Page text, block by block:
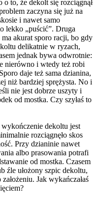
to, że dekolt się rozciągnął
zaczyna się już na
i nawet samo
lekko „puścić”. Druga
akurat sporo racji, bo gdy
delikatnie w ryzach,
jednak bywa odwrotnie:
nierówno i wtedy też robi
daje też sama dzianina,
niż bardziej sprężysta. No i
nie jest dobrze uszyty i
od mostka. Czy szyłaś to
dekoltu jest
rozciągnęło skos
Przy dzianinie nawet
albo prasowania potrafi
od mostka. Czasem
źle ułożony szpic dekoltu,
Jak wykańczałaś